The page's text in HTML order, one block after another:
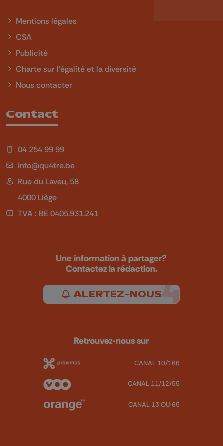
Mentions légales
CSA
Publicité
Charte sur l'égalité et la diversité
Nous contacter
Contact
04 254 99 99
info@qu4tre.be
Rue du Laveu, 58
4000 Liège
TVA : BE 0405.931.241
Une information à partager?
Contactez la rédaction.
ALERTEZ-NOUS
Retrouvez-nous sur
CANAL 10/166
CANAL 11/12/55
CANAL 13 OU 65